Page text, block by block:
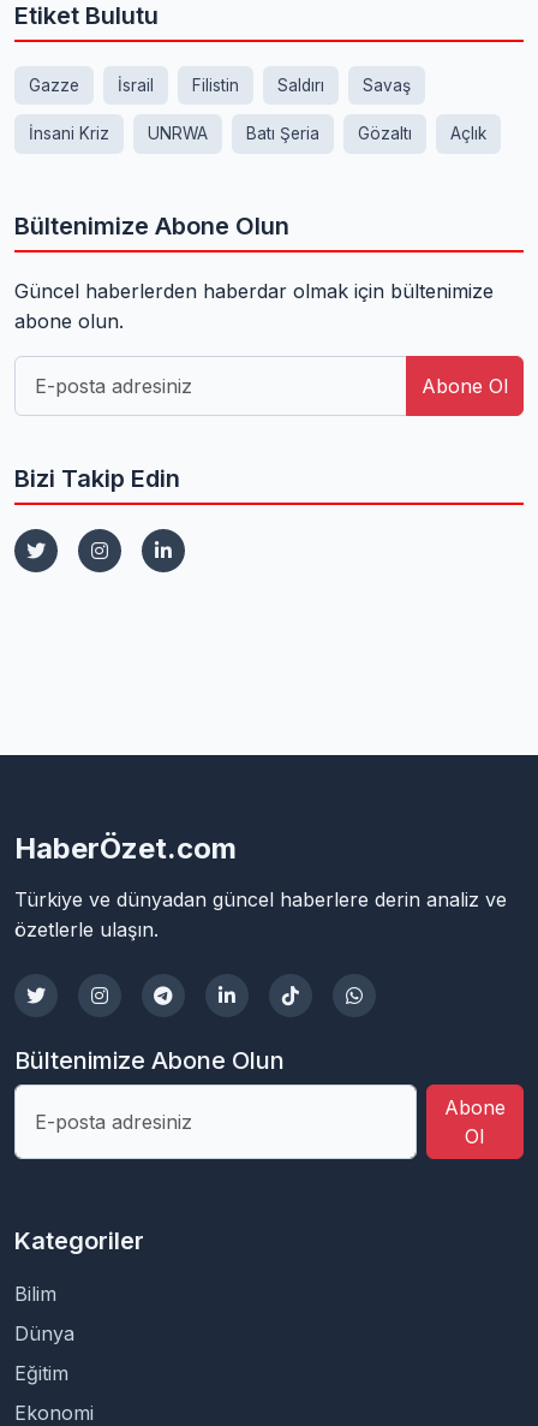
Etiket Bulutu
Gazze İsrail Filistin Saldırı Savaş
İnsani Kriz UNRWA Batı Şeria Gözaltı Açlık
Bültenimize Abone Olun
Güncel haberlerden haberdar olmak için bültenimize
abone olun.
Abone Ol
Bizi Takip Edin
HaberÖzet.com
Türkiye ve dünyadan güncel haberlere derin analiz ve
özetlerle ulaşın.
Bültenimize Abone Olun
Abone
Ol
Kategoriler
Bilim
Dünya
Eğitim
Ekonomi